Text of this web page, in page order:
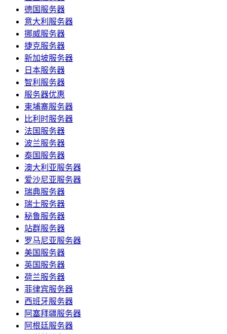
德国服务器
意大利服务器
挪威服务器
捷克服务器
新加坡服务器
日本服务器
智利服务器
服务器优惠
柬埔寨服务器
比利时服务器
法国服务器
波兰服务器
泰国服务器
澳大利亚服务器
爱沙尼亚服务器
瑞典服务器
瑞士服务器
秘鲁服务器
站群服务器
罗马尼亚服务器
美国服务器
英国服务器
荷兰服务器
菲律宾服务器
西班牙服务器
阿塞拜疆服务器
阿根廷服务器